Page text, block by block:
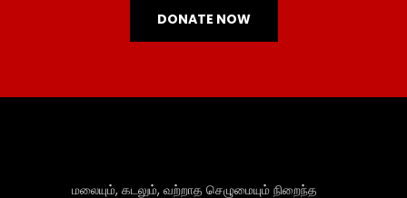
DONATE NOW
மலையும், கடலும், வற்றாத செழுமையும் நிறைந்த